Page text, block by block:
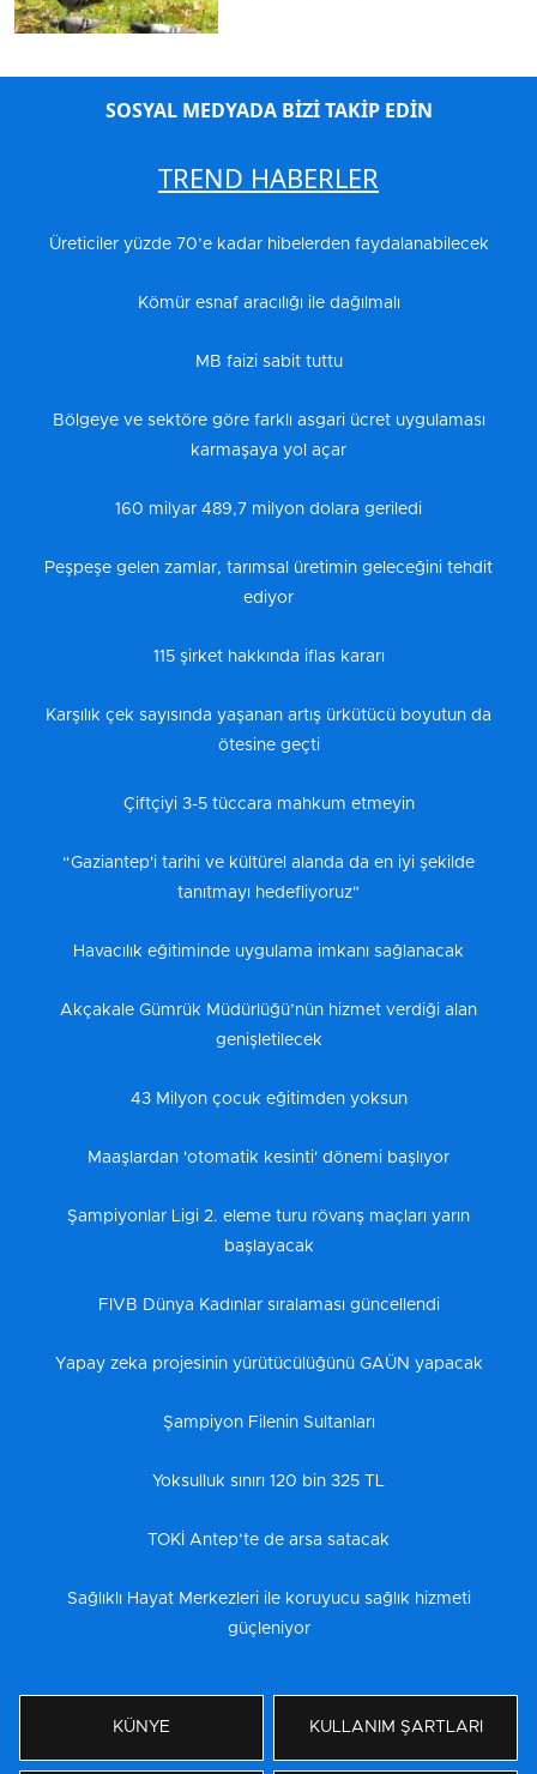
SOSYAL MEDYADA BİZİ TAKİP EDİN
TREND HABERLER
Üreticiler yüzde 70’e kadar hibelerden faydalanabilecek
Kömür esnaf aracılığı ile dağılmalı
MB faizi sabit tuttu
Bölgeye ve sektöre göre farklı asgari ücret uygulaması
karmaşaya yol açar
160 milyar 489,7 milyon dolara geriledi
Peşpeşe gelen zamlar, tarımsal üretimin geleceğini tehdit
ediyor
115 şirket hakkında iflas kararı
Karşılık çek sayısında yaşanan artış ürkütücü boyutun da
ötesine geçti
Çiftçiyi 3-5 tüccara mahkum etmeyin
“Gaziantep'i tarihi ve kültürel alanda da en iyi şekilde
tanıtmayı hedefliyoruz"
Havacılık eğitiminde uygulama imkanı sağlanacak
Akçakale Gümrük Müdürlüğü’nün hizmet verdiği alan
genişletilecek
43 Milyon çocuk eğitimden yoksun
Maaşlardan 'otomatik kesinti' dönemi başlıyor
Şampiyonlar Ligi 2. eleme turu rövanş maçları yarın
başlayacak
FIVB Dünya Kadınlar sıralaması güncellendi
Yapay zeka projesinin yürütücülüğünü GAÜN yapacak
Şampiyon Filenin Sultanları
Yoksulluk sınırı 120 bin 325 TL
TOKİ Antep’te de arsa satacak
Sağlıklı Hayat Merkezleri ile koruyucu sağlık hizmeti
güçleniyor
KÜNYE KULLANIM ŞARTLARI